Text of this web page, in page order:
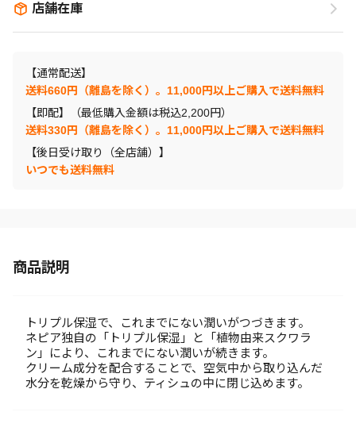
店舗在庫
【通常配送】
送料660円（離島を除く）。11,000円以上ご購入で送料無料
【即配】（最低購入金額は税込2,200円）
送料330円（離島を除く）。11,000円以上ご購入で送料無料
【後日受け取り（全店舗）】
いつでも送料無料
商品説明
トリプル保湿で、これまでにない潤いがつづきます。
ネピア独自の「トリプル保湿」と「植物由来スクワラ
ン」により、これまでにない潤いが続きます。
クリーム成分を配合することで、空気中から取り込んだ
水分を乾燥から守り、ティシュの中に閉じ込めます。